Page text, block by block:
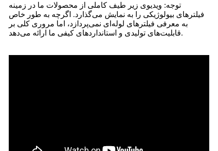
توجه: ویدیوی زیر طیف کاملی از محصولات ما در زمینه
فیلترهای بیولوژیکی را به نمایش می‌گذارد. اگرچه به طور خاص
به معرفی فیلترهای لوله‌ای نمی‌پردازد، اما مروری کلی بر
قابلیت‌های تولیدی و استانداردهای کیفی ما ارائه می‌دهد.